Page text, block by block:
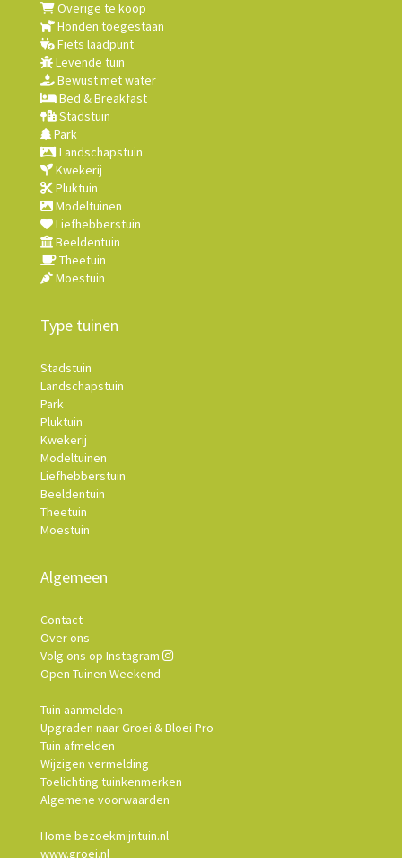
Overige te koop
Honden toegestaan
Fiets laadpunt
Levende tuin
Bewust met water
Bed & Breakfast
Stadstuin
Park
Landschapstuin
Kwekerij
Pluktuin
Modeltuinen
Liefhebberstuin
Beeldentuin
Theetuin
Moestuin
Type tuinen
Stadstuin
Landschapstuin
Park
Pluktuin
Kwekerij
Modeltuinen
Liefhebberstuin
Beeldentuin
Theetuin
Moestuin
Algemeen
Contact
Over ons
Volg ons op Instagram
Open Tuinen Weekend
Tuin aanmelden
Upgraden naar Groei & Bloei Pro
Tuin afmelden
Wijzigen vermelding
Toelichting tuinkenmerken
Algemene voorwaarden
Home bezoekmijntuin.nl
www.groei.nl